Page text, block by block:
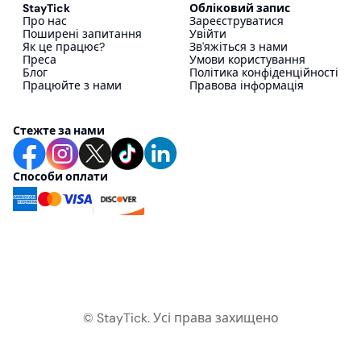
StayTick
Про нас
Поширені запитання
Як це працює?
Преса
Блог
Працюйте з нами
Обліковий запис
Зареєструватися
Увійти
Зв'яжіться з нами
Умови користування
Політика конфіденційності
Правова інформація
Стежте за нами
Способи оплати
© StayTick.Усі права захищено